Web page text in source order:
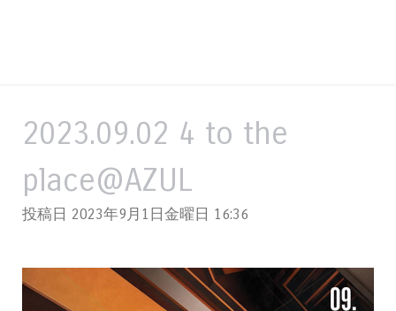
2023.09.02 4 to the
place@AZUL
投稿日 2023年9月1日金曜日 16:36